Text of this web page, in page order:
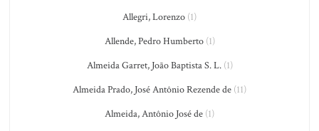
Allegri, Lorenzo (1)
Allende, Pedro Humberto(1)
Almeida Garret, João Baptista S. L.(1)
Almeida Prado, José Antônio Rezende de (11)
Almeida, Antônio José de (1)